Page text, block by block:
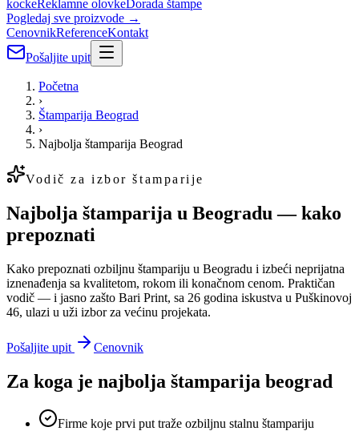
kockeReklamne olovkeDorada štampe
Pogledaj sve proizvode →
CenovnikReferenceKontakt
Pošaljite upit
Početna
›
Štamparija Beograd
›
Najbolja štamparija Beograd
Vodič za izbor štamparije
Najbolja štamparija u Beogradu — kako
prepoznati
Kako prepoznati ozbiljnu štampariju u Beogradu i izbeći neprijatna
iznenađenja sa kvalitetom, rokom ili konačnom cenom. Praktičan
vodič — i jasno zašto Bari Print, sa 26 godina iskustva u Puškinovoj
46, ulazi u uži izbor za većinu projekata.
Pošaljite upit Cenovnik
Za koga je najbolja štamparija beograd
Firme koje prvi put traže ozbiljnu stalnu štampariju